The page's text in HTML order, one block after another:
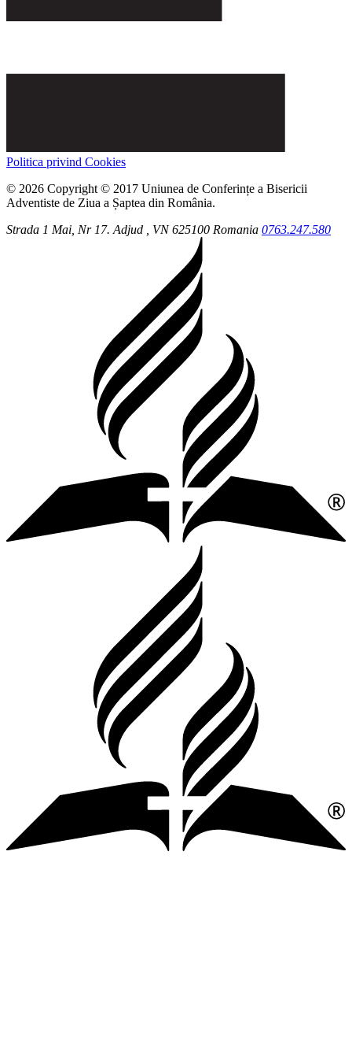
Politica privind Cookies
© 2026 Copyright © 2017 Uniunea de Conferințe a Bisericii
Adventiste de Ziua a Șaptea din România.
Strada 1 Mai, Nr 17.Adjud , VN 625100 Romania 0763.247.580